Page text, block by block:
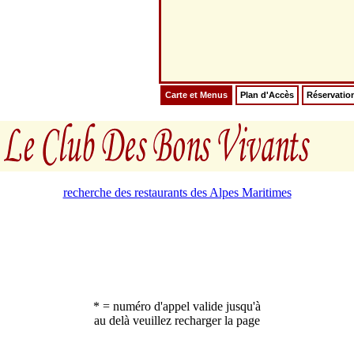
Carte et Menus Plan d'Accès
recherche des restaurants des Alpes Maritimes
* = numéro d'appel valide jusqu'à
au delà veuillez recharger la page